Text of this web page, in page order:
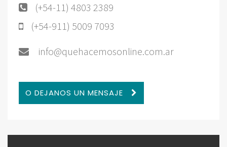
(+54-11) 4803 2389
(+54-911) 5009 7093
info@quehacemosonline.com.ar
O DEJANOS UN MENSAJE